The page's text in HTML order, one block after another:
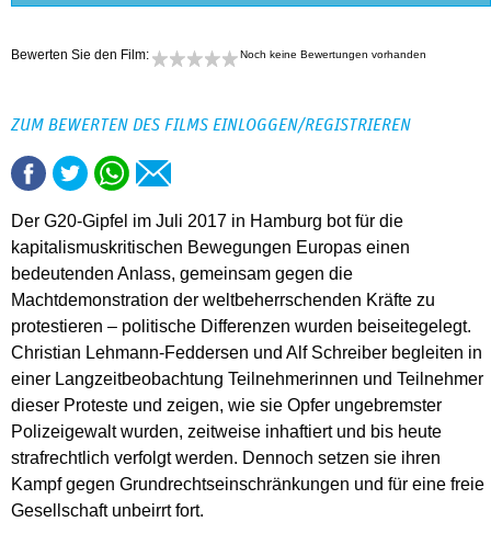
Bewerten Sie den Film: Noch keine Bewertungen vorhanden
ZUM BEWERTEN DES FILMS EINLOGGEN/REGISTRIEREN
Der G20-Gipfel im Juli 2017 in Hamburg bot für die
kapitalismuskritischen Bewegungen Europas einen
bedeutenden Anlass, gemeinsam gegen die
Machtdemonstration der weltbeherrschenden Kräfte zu
protestieren – politische Differenzen wurden beiseitegelegt.
Christian Lehmann-Feddersen und Alf Schreiber begleiten in
einer Langzeitbeobachtung Teilnehmerinnen und Teilnehmer
dieser Proteste und zeigen, wie sie Opfer ungebremster
Polizeigewalt wurden, zeitweise inhaftiert und bis heute
strafrechtlich verfolgt werden. Dennoch setzen sie ihren
Kampf gegen Grundrechtseinschränkungen und für eine freie
Gesellschaft unbeirrt fort.